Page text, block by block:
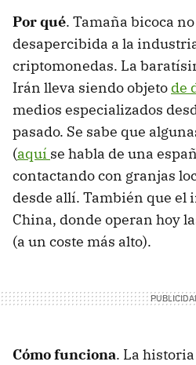
Por qué. Tamaña bicoca
desapercibida a la
criptomonedas. La
Irán lleva siendo objeto de
medios especializados
pasado. Se sabe que
(aquí se habla de una
contactando con granjas
desde allí. También que el
China, donde operan hoy
(a un coste más alto).
Cómo funciona. La